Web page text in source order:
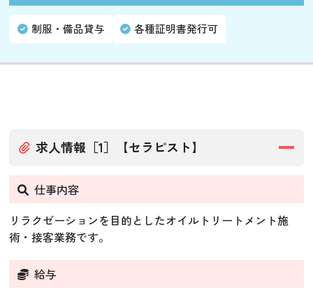
制服・備品貸与 各種証明書発行可
求人情報［1］【セラピスト】
仕事内容
リラクゼーションを目的としたオイルトリートメント施
術・接客業務です。
給与